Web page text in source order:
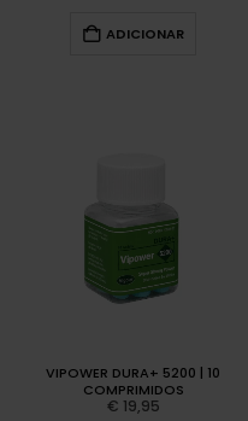
ADICIONAR
VIPOWER DURA+ 5200 | 10
COMPRIMIDOS
€ 19,95